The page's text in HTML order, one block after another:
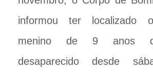
informou ter localizado
menino de 9 anos
desaparecido desde